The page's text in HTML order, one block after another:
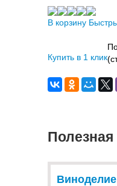
В корзину
Купить в 1 клик